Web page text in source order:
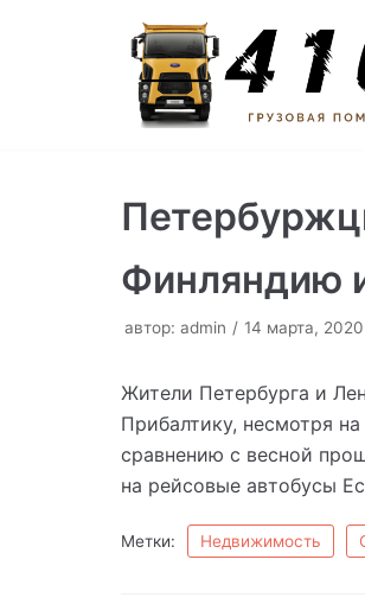
содержимому
Финляндию
автор: admin 14 марта, 2020
Жители Петербурга и
Прибалтику, несмотря
сравнению с весной
на рейсовые автобусы
Метки: Недвижимость